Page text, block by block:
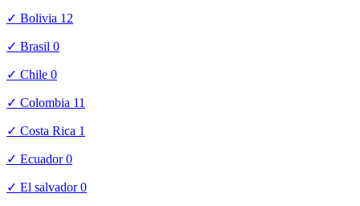
✓ Bolivia 12
✓ Brasil 0
✓ Chile 0
✓ Colombia 11
✓ Costa Rica 1
✓ Ecuador0
✓ El salvador0